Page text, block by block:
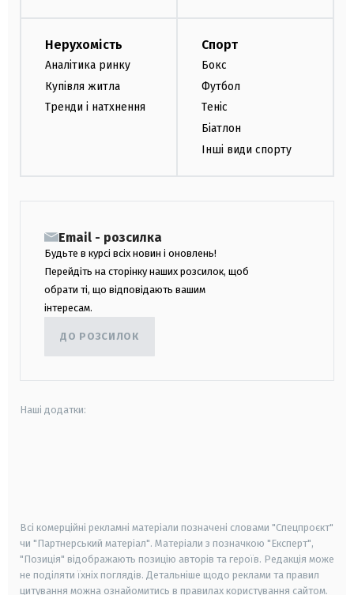
Нерухомість
Аналітика ринку
Купівля житла
Тренди і натхнення
Спорт
Бокс
Футбол
Теніс
Біатлон
Інші види спорту
Email - розсилка
Будьте в курсі всіх новин і оновлень!
Перейдіть на сторінку наших розсилок, щоб
обрати ті, що відповідають вашим
інтересам.
ДО РОЗСИЛОК
Наші додатки:
Всі комерційні рекламні матеріали позначені словами "Спецпроєкт"
чи "Партнерський матеріал". Матеріали з позначкою "Експерт",
"Позиція" відображають позицію авторів та героїв. Редакція може
не поділяти їхніх поглядів. Детальніше щодо реклами та правил
цитування можна ознайомитись в правилах користування сайтом.